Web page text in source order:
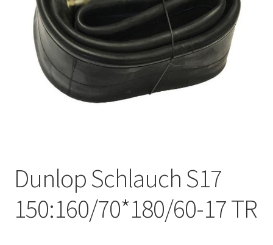
Dunlop Schlauch S17
150:160/70*180/60-17 TR